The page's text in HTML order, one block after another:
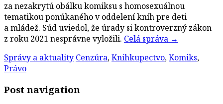
za nezakrytú obálku komiksu s homosexuálnou
tematikou ponúkaného v oddelení kníh pre deti
a mládež. Súd uviedol, že úrady si kontroverzný zákon
z roku 2021 nesprávne vyložili. Celá správa →
Správy a aktuality Cenzúra,Knihkupectvo,Komiks,
Právo
Post navigation